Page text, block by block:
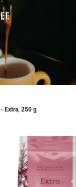
Extra, 250 g